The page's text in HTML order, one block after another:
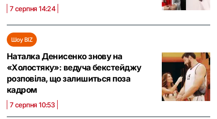
7 серпня 14:24
Шоу BIZ
Наталка Денисенко знову на
«Холостяку»: ведуча бекстейджу
розповіла, що залишиться поза
кадром
7 серпня 10:53